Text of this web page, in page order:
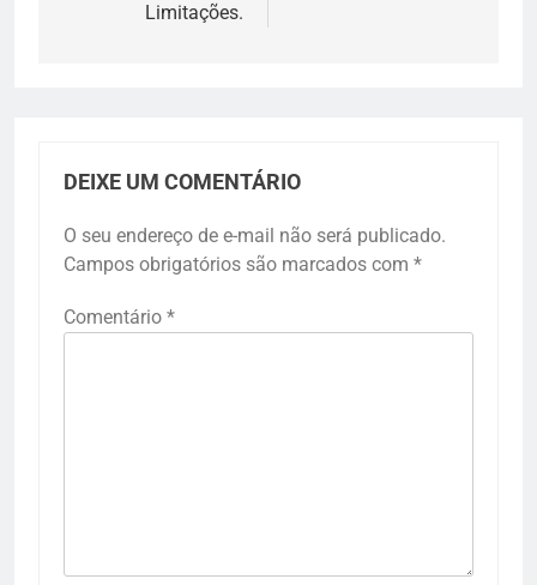
Limitações.
DEIXE UM COMENTÁRIO
O seu endereço de e-mail não será publicado.
Campos obrigatórios são marcados com *
Comentário *